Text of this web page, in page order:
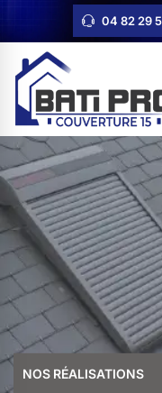
04 82 29
NOS RÉALISATIONS